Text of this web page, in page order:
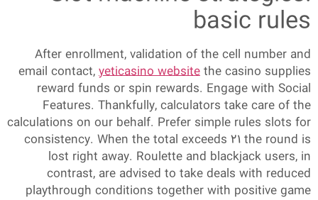
basic rules
After enrollment, validation of the cell number and
email contact,yeticasino websitethe casino supplies
reward funds or spin rewards. Engage with Social
Features. Thankfully, calculators take care of the
calculations on our behalf. Prefer simple rules slots for
consistency. When the total exceeds 21 the round is
lost right away. Roulette and blackjack users, in
contrast, are advised to take deals with reduced
playthrough conditions together with positive game